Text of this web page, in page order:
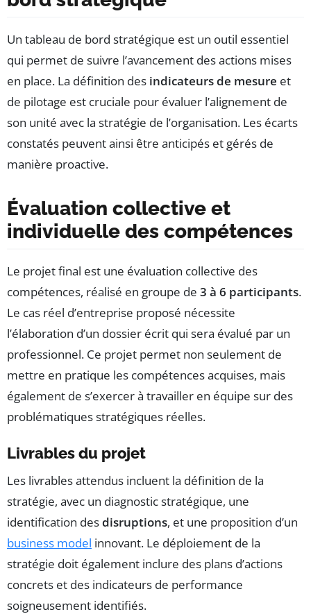
Un tableau de bord stratégique est un outil essentiel
qui permet de suivre l’avancement des actions mises
en place. La définition des indicateurs de mesure et
de pilotage est cruciale pour évaluer l’alignement de
son unité avec la stratégie de l’organisation. Les écarts
constatés peuvent ainsi être anticipés et gérés de
manière proactive.
Évaluation collective et
individuelle des compétences
Le projet final est une évaluation collective des
compétences, réalisé en groupe de 3 à 6 participants.
Le cas réel d’entreprise proposé nécessite
l’élaboration d’un dossier écrit qui sera évalué par un
professionnel. Ce projet permet non seulement de
mettre en pratique les compétences acquises, mais
également de s’exercer à travailler en équipe sur des
problématiques stratégiques réelles.
Livrables du projet
Les livrables attendus incluent la définition de la
stratégie, avec un diagnostic stratégique, une
identification desdisruptions, et une proposition d’un
business model innovant. Le déploiement de la
stratégie doit également inclure des plans d’actions
concrets et des indicateurs de performance
soigneusement identifiés.